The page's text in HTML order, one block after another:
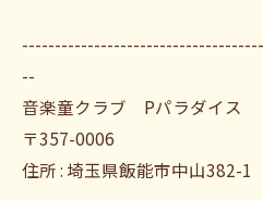
--
音楽童クラブ Pパラダイス
〒357-0006
住所 : 埼玉県飯能市中山382-1